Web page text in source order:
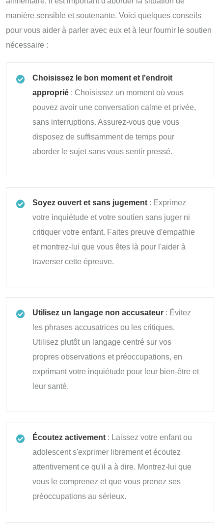
manière sensible et soutenante. Voici quelques conseils
pour vous aider à parler avec eux et à leur fournir le soutien
nécessaire :
Choisissez le bon moment et l'endroit
approprié : Choisissez un moment où vous
pouvez avoir une conversation calme et privée,
sans interruptions. Assurez-vous que vous
disposez de suffisamment de temps pour
aborder le sujet sans vous sentir pressé.
Soyez ouvert et sans jugement : Exprimez
votre inquiétude et votre soutien sans juger ni
critiquer votre enfant. Faites preuve d'empathie
et montrez-lui que vous êtes là pour l'aider à
traverser cette épreuve.
Utilisez un langage non accusateur : Évitez
les phrases accusatrices ou les critiques.
Utilisez plutôt un langage centré sur vos
propres observations et préoccupations, en
exprimant votre inquiétude pour leur bien-être et
leur santé.
Écoutez activement : Laissez votre enfant ou
adolescent s'exprimer librement et écoutez
attentivement ce qu'il a à dire. Montrez-lui que
vous le comprenez et que vous prenez ses
préoccupations au sérieux.